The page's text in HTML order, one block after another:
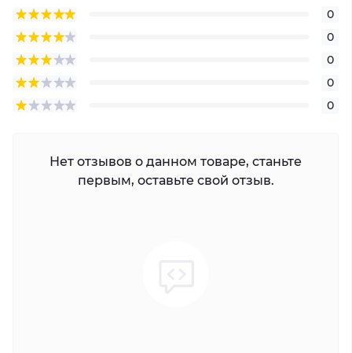
0
0
0
0
0
Нет отзывов о данном товаре, станьте
первым, оставьте свой отзыв.